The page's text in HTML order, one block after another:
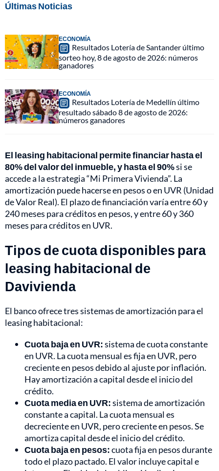
Últimas Noticias
ECONOMÍA
Resultados Lotería de Santander último
sorteo hoy, 8 de agosto de 2026: números
ganadores
ECONOMÍA
Resultados Lotería de Medellín último
resultado sábado 8 de agosto de 2026:
números ganadores
El leasing habitacional permite financiar hasta el
80% del valor del inmueble, y hasta el 90%si se
accede a la estrategia “Mi Primera Vivienda”. La
amortización puede hacerse en pesos o en UVR (Unidad
de Valor Real). El plazo de financiación varía entre 60 y
240 meses para créditos en pesos, y entre 60 y 360
meses para créditos en UVR.
Tipos de cuota disponibles para
leasing habitacional de
Davivienda
El banco ofrece tres sistemas de amortización para el
leasing habitacional:
Cuota baja en UVR:sistema de cuota constante
en UVR. La cuota mensual es fija en UVR, pero
creciente en pesos debido al ajuste por inflación.
Hay amortización a capital desde el inicio del
crédito.
Cuota media en UVR:sistema de amortización
constante a capital. La cuota mensual es
decreciente en UVR, pero creciente en pesos. Se
amortiza capital desde el inicio del crédito.
Cuota baja en pesos:cuota fija en pesos durante
todo el plazo pactado. El valor incluye capital e